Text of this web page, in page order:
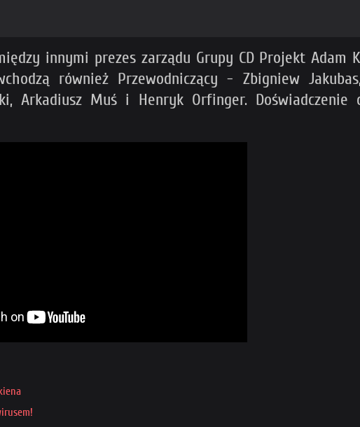
innymi prezes zarządu Grupy CD Projekt Adam
również Przewodniczący - Zbigniew
Arkadiusz Muś i Henryk Orfinger.